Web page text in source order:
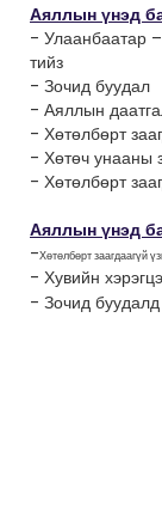
Аяллын үнэд
- Улаанбаатар
тийз
- Зочид буудал
- Аяллын
- Хөтөлбөрт
- Хөтөч унааны
- Хөтөлбөрт
Аяллын үнэд
-Хөтөлбөрт заагдаагүй
- Хувийн
- Зочид